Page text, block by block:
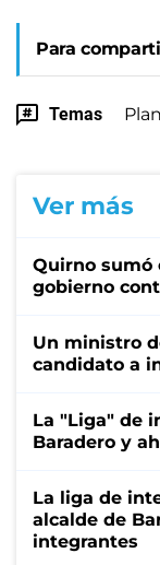
Para
Temas
Ver más
Quirno sumó
gobierno
Un ministro
candidato a
La "Liga" de
Baradero y
La liga de
alcalde de
integrantes